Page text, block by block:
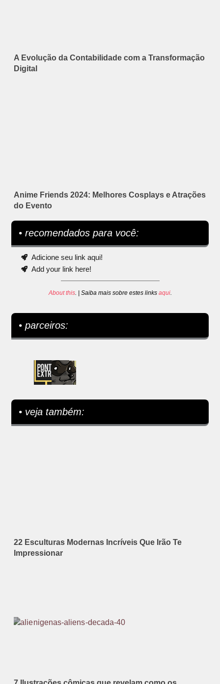
A Evolução da Contabilidade com a Transformação
Digital
Anime Friends 2024: Melhores Cosplays e Atrações
do Evento
• recomendados para você:
Adicione seu link aqui!
Add your link here!
About this. | Saiba mais sobre estes links aqui.
• parceiros:
• veja também:
22 Esculturas Modernas Incríveis Que Irão Te
Impressionar